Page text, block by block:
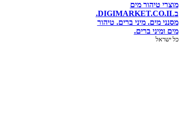
מוצרי טיהור מים
בDIGIMARKET.CO.IL.
מסנני מים. מיני ברים. טיהור
מים ומיני ברים.
כל ישראל